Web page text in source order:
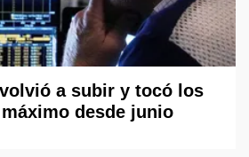
a subir y tocó los
desde junio